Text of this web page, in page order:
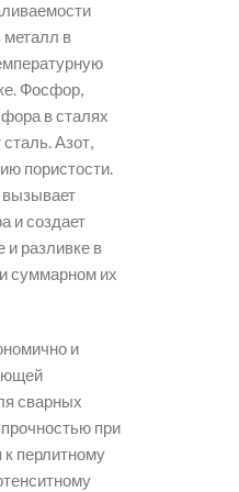
металл в
Фосфор,
в сталях
Азот,
пористости.
и создает
и разливке в
суммарном их
и
сварных
при
перлитному